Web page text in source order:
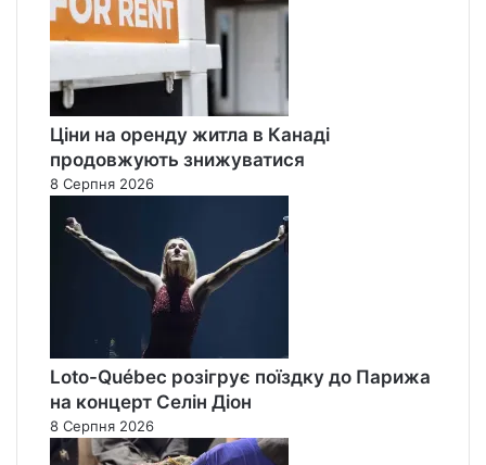
Ціни на оренду житла в Канаді
продовжують знижуватися
8 Серпня 2026
Loto-Québec розігрує поїздку до Парижа
на концерт Селін Діон
8 Серпня 2026